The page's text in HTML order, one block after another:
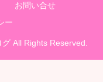
お問い合せ
ー
All Rights Reserved.